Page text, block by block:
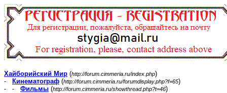
Хайборийский Мир (http://forum.cimmeria.ru/index.php)
-
Кинематограф (http://forum.cimmeria.ru/forumdisplay.php?f=65)
- - Фильмы (http://forum.cimmeria.ru/showthread.php?t=46)